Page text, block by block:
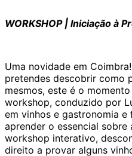
WORKSHOP | Iniciação à
Uma novidade em
pretendes descobrir como
mesmos, este é o
workshop, conduzido por
em vinhos e gastronomia
aprender o essencial sobre
workshop interativo,
direito a provar alguns